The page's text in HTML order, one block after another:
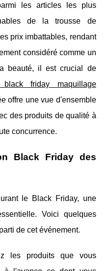
les articles les plus
de la trousse de
prix imbattables, rendant
considéré comme un
beauté, il est crucial de
black friday maquillage
offre une vue d'ensemble
des produits de qualité à
concurrence.
Black Friday des
le Black Friday, une
Voici quelques
de cet événement.
les produits que vous